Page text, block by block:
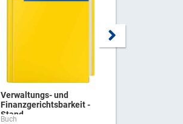
Verwaltungs- und
Finanzgerichtsbarkeit -
Stand ...
Buch